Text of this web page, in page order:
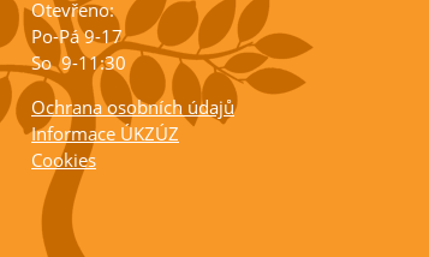
Otevřeno:
Po-Pá 9-17
So 9-11:30
Ochrana osobních údajů
Informace ÚKZÚZ
Cookies